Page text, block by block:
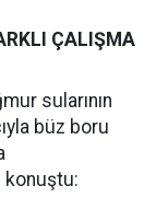
ÇALIŞMA
sularının
büz boru